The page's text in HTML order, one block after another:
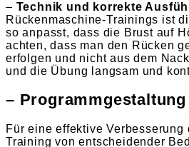
– Technik und korrekte
Rückenmaschine-Trainings ist
so anpasst, dass die Brust auf
achten, dass man den Rücken
erfolgen und nicht aus dem
und die Übung langsam und
–
Für eine effektive
Training von entscheidender